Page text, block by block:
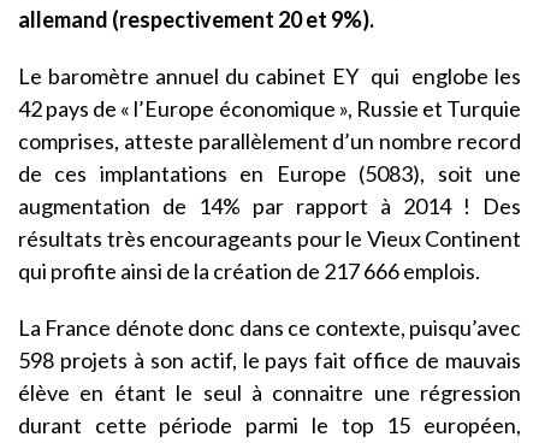
allemand (respectivement 20 et 9%).
Le baromètre annuel du cabinet EY qui englobe les
42 pays de « l’Europe économique », Russie et Turquie
comprises, atteste parallèlement d’un nombre record
de ces implantations en Europe (5083), soit une
augmentation de 14% par rapport à 2014 ! Des
résultats très encourageants pour le Vieux Continent
qui profite ainsi de la création de 217 666 emplois.
La France dénote donc dans ce contexte, puisqu’avec
598 projets à son actif, le pays fait office de mauvais
élève en étant le seul à connaitre une régression
durant cette période parmi le top 15 européen,